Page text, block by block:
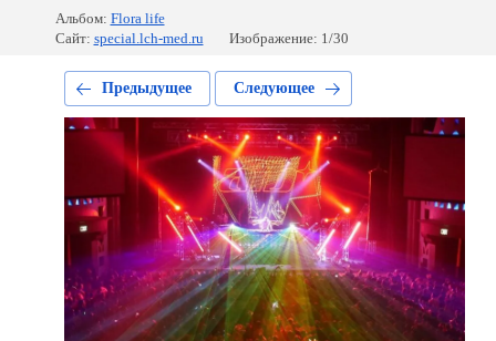
Альбом: Flora life
Сайт: special.lch-med.ru Изображение: 1/30
Предыдущее Следующее